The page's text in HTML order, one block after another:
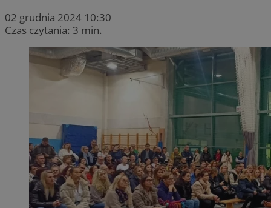
02 grudnia 2024 10:30
Czas czytania: 3 min.